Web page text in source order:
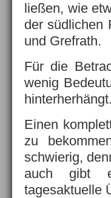
ließen, wie
der südlichen
und Grefrath.
Für die
wenig
hinterherhängt.
Einen
zu
schwierig,
auch gibt
tagesaktuelle